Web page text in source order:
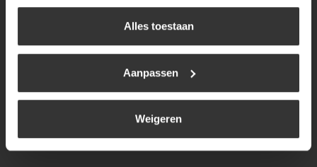
uw keuze op onze website verwijzen wij u naar ons
Alles toestaan
Aanpassen
Weigeren
Brandstoffen
Verwarming